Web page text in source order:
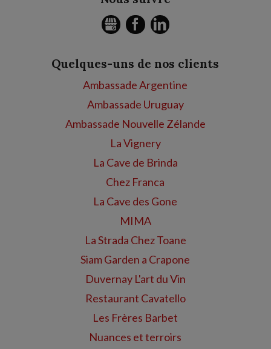
GMB FACEBOOK
Quelques-uns de nos clients
Ambassade Argentine
Ambassade Uruguay
Ambassade Nouvelle Zélande
La Vignery
La Cave de Brinda
Chez Franca
La Cave des Gone
MIMA
La Strada Chez Toane
Siam Garden a Crapone
Duvernay L'art du Vin
Restaurant Cavatello
Les Frères Barbet
Nuances et terroirs